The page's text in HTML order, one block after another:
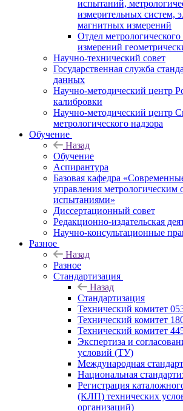
испытаний,
измерительных систем,
магнитных измерений
Отдел
измерений
Научно-технический совет
Государственная служба
данных
Научно-методический центр
калибровки
Научно-методический центр
метрологического надзора
Обучение
Назад
Обучение
Аспирантура
Базовая кафедра
управления метрологическим
испытаниями»
Диссертационный совет
Редакционно-издательская
Научно-консультационные
Разное
Назад
Разное
Стандартизация
Назад
Стандартизация
Технический комитет
Технический комитет
Технический комитет
Экспертиза и
условий (ТУ)
Международная
Национальная
Регистрация
(КЛП) технических
организаций)